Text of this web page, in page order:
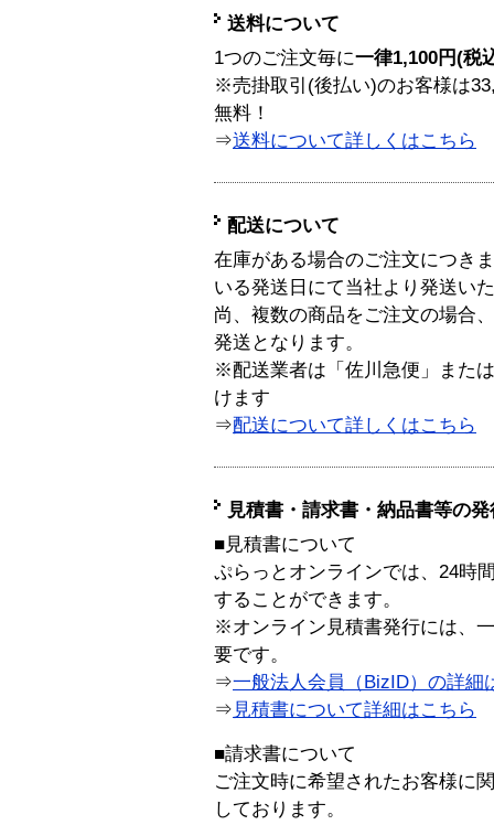
送料について
1つのご注文毎に一律1,100円(税
※売掛取引(後払い)のお客様は
無料！
⇒送料について詳しくはこちら
配送について
在庫がある場合のご注文につき
いる発送日にて当社より発送い
尚、複数の商品をご注文の場合
発送となります。
※配送業者は「佐川急便」また
けます
⇒配送について詳しくはこちら
見積書・請求書・納品書等の
■見積書について
ぷらっとオンラインでは、24時
することができます。
※オンライン見積書発行には、
要です。
⇒一般法人会員（BizID）の詳細
⇒ 見積書について詳細はこちら
■請求書について
ご注文時に希望されたお客様に
しております。